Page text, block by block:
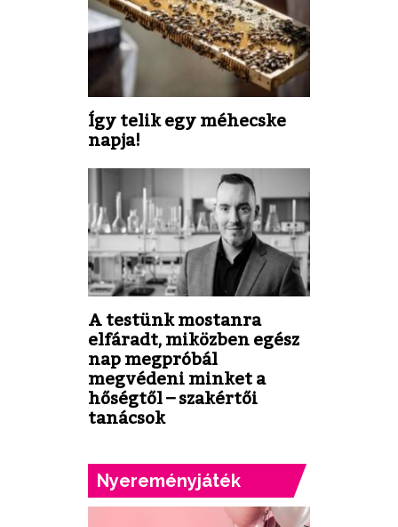
Így telik egy méhecske
napja!
A testünk mostanra
elfáradt, miközben egész
nap megpróbál
megvédeni minket a
hőségtől – szakértői
tanácsok
Nyereményjáték